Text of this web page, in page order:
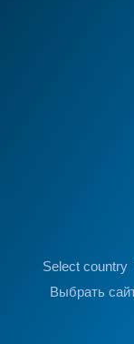
Select country
Выбрать